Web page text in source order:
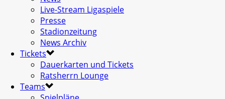
Live-Stream Ligaspiele
Presse
Stadionzeitung
News Archiv
Tickets
Dauerkarten und Tickets
Ratsherrn Lounge
Teams